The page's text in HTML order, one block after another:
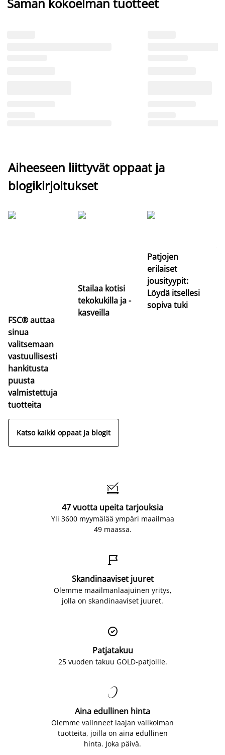
Aiheeseen liittyvät oppaat ja
blogikirjoitukset
FSC® auttaa
sinua
valitsemaan
vastuullisesti
hankitusta
puusta
valmistettuja
tuotteita
Stailaa kotisi
tekokukilla ja -
kasveilla
Patjojen
erilaiset
jousityypit:
Löydä itsellesi
sopiva tuki
Katso kaikki oppaat ja blogit

47 vuotta upeita tarjouksia
Yli 3600 myymälää ympäri maailmaa
49 maassa.

Skandinaaviset juuret
Olemme maailmanlaajuinen yritys,
jolla on skandinaaviset juuret.

Patjatakuu
25 vuoden takuu GOLD-patjoille.

Aina edullinen hinta
Olemme valinneet laajan valikoiman
tuotteita, joilla on aina edullinen
hinta. Joka päivä.